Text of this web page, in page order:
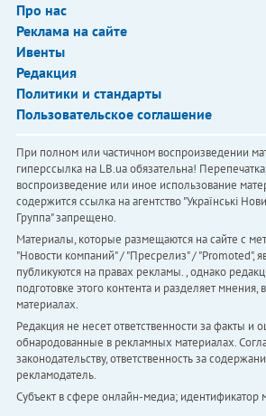
Про нас
Реклама на сайте
Ивенты
Редакция
Политики и стандарты
Пользовательское соглашение
При полном или частичном воспроизведении
гиперссылка на LB.ua обязательна!
воспроизведение или иное использование
содержится ссылка на агентство "Українськi
Группа" запрещено.
Материалы, которые размещаются на сайте с
"Новости компаний" / "Пресрелиз" / "Promoted",
публикуются на правах рекламы. , однако
подготовке этого контента и разделяет мнения,
материалах.
Редакция не несет ответственности за факты и
обнародованные в рекламных материалах.
законодательству, ответственность за
рекламодатель.
Субъект в сфере онлайн-медиа; идентификатор